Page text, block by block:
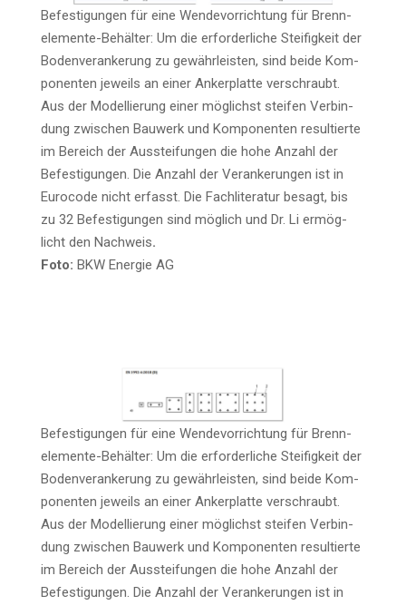
Befes­ti­gun­gen für eine Wen­de­vor­rich­tung für Brenn­
ele­men­te-Behäl­ter: Um die erfor­der­li­che Stei­fig­keit der
Boden­ver­an­ke­rung zu gewähr­leis­ten, sind bei­de Kom­
po­nen­ten jeweils an einer Anker­plat­te ver­schraubt.
Aus der Model­lie­rung einer mög­lichst stei­fen Ver­bin­
dung zwi­schen Bau­werk und Kom­po­nen­ten resul­tier­te
im Bereich der Aus­stei­fun­gen die hohe Anzahl der
Befes­ti­gun­gen. Die Anzahl der Ver­an­ke­run­gen ist in
Euro­code nicht erfasst. Die Fach­li­te­ra­tur besagt, bis
zu 32 Befes­ti­gun­gen sind mög­lich und Dr. Li ermög­
licht den Nach­weis.
Foto: BKW Ener­gie AG
Befes­ti­gun­gen für eine Wen­de­vor­rich­tung für Brenn­
ele­men­te-Behäl­ter: Um die erfor­der­li­che Stei­fig­keit der
Boden­ver­an­ke­rung zu gewähr­leis­ten, sind bei­de Kom­
po­nen­ten jeweils an einer Anker­plat­te ver­schraubt.
Aus der Model­lie­rung einer mög­lichst stei­fen Ver­bin­
dung zwi­schen Bau­werk und Kom­po­nen­ten resul­tier­te
im Bereich der Aus­stei­fun­gen die hohe Anzahl der
Befes­ti­gun­gen. Die Anzahl der Ver­an­ke­run­gen ist in